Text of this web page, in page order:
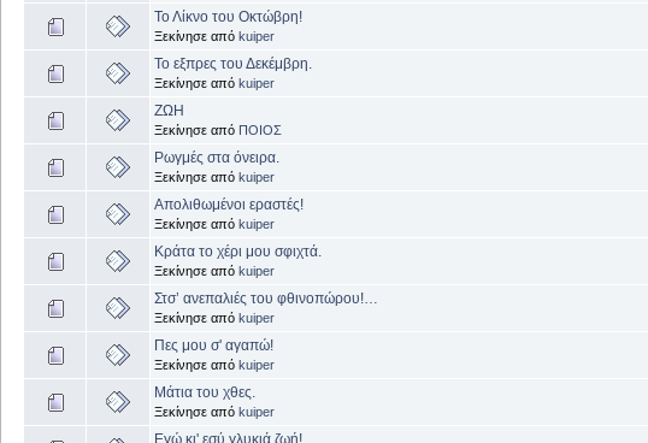
Το Λίκνο του Οκτώβρη!
Ξεκίνησε από kuiper
Το εξπρες του Δεκέμβρη.
Ξεκίνησε από kuiper
ΖΩΗ
Ξεκίνησε από ΠΟΙΟΣ
Ρωγμές στα όνειρα.
Ξεκίνησε από kuiper
Απολιθωμένοι εραστές!
Ξεκίνησε από kuiper
Κράτα το χέρι μου σφιχτά.
Ξεκίνησε από kuiper
Στσ’ ανεπαλιές του φθινοπώρου!…
Ξεκίνησε από kuiper
Πες μου σ' αγαπώ!
Ξεκίνησε από kuiper
Μάτια του χθες.
Ξεκίνησε από kuiper
Εγώ κι' εσύ γλυκιά ζωή!